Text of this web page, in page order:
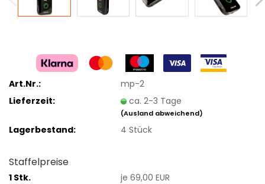
Art.Nr.:
mp-2
Lieferzeit:
ca. 2-3 Tage
(Ausland abweichend)
Lagerbestand: 4Stück
Staffelpreise
1 Stk.
je 69,00 EUR